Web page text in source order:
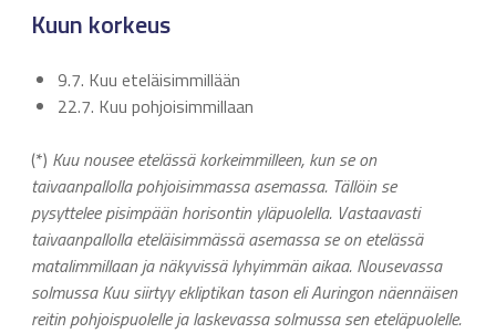
Kuun korkeus
9.7. Kuu eteläisimmillään
22.7. Kuu pohjoisimmillaan
(*) Kuu nousee etelässä korkeimmilleen, kun se on
taivaanpallolla pohjoisimmassa asemassa. Tällöin se
pysyttelee pisimpään horisontin yläpuolella. Vastaavasti
taivaanpallolla eteläisimmässä asemassa se on etelässä
matalimmillaan ja näkyvissä lyhyimmän aikaa. Nousevassa
solmussa Kuu siirtyy ekliptikan tason eli Auringon näennäisen
reitin pohjoispuolelle ja laskevassa solmussa sen eteläpuolelle.